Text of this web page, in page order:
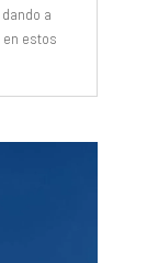
a
estos